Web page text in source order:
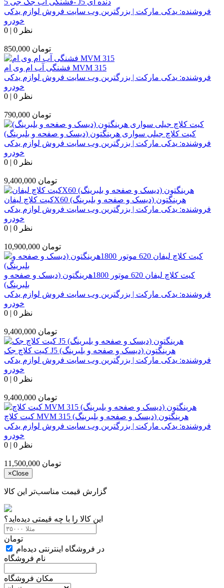
فشنگی آب جک جی 5- J5 دنده ای
فروشنده: یدکی مارکت | بزرگترین وب سایت فروش لوازم یدکی
خودرو
0 | 0 نظر
850,000 تومان
فشنگی آب ام وی ام MVM 315
فروشنده: یدکی مارکت | بزرگترین وب سایت فروش لوازم یدکی
خودرو
0 | 0 نظر
790,000 تومان
کیت کلاچ جیلی سواری هرینگتون (دیسک و صفحه و بلبرینگ)
فروشنده: یدکی مارکت | بزرگترین وب سایت فروش لوازم یدکی
خودرو
0 | 0 نظر
9,400,000 تومان
کیت کلاچ لیفانX60 هرینگتون (دیسک و صفحه و بلبرینگ)
فروشنده: یدکی مارکت | بزرگترین وب سایت فروش لوازم یدکی
خودرو
0 | 0 نظر
10,900,000 تومان
کیت کلاچ لیفان 620 موتور 1800هرینگتون (دیسک و صفحه و
بلبرینگ)
فروشنده: یدکی مارکت | بزرگترین وب سایت فروش لوازم یدکی
خودرو
0 | 0 نظر
9,400,000 تومان
کیت کلاچ جک J5 هرینگتون (دیسک و صفحه و بلبرینگ)
فروشنده: یدکی مارکت | بزرگترین وب سایت فروش لوازم یدکی
خودرو
0 | 0 نظر
9,400,000 تومان
کیت کلاچ MVM 315 هرینگتون (دیسک و صفحه و بلبرینگ)
فروشنده: یدکی مارکت | بزرگترین وب سایت فروش لوازم یدکی
خودرو
0 | 0 نظر
11,500,000 تومان
×Close
گزارش قیمت مناسب‌تر این کالا
این کالا را با چه قیمتی دیده‌اید؟
تومان
در فروشگاه اینترنتی دیده‌ام
نام فروشگاه
مکان فروشگاه